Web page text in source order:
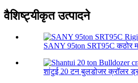
वैशिष्ट्यीकृत उत्पादने
SANY 95ton SRT95C कठोर
शांटुई 20 टन बुलडोजर क्रॉलर